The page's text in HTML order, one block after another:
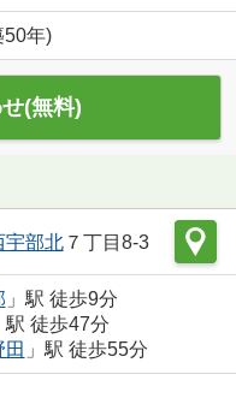
50年)
(無料)
宇部北７丁目8-3
」駅 徒歩9分
駅 徒歩47分
田 」駅 徒歩55分